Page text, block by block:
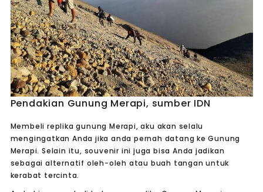
Pendakian Gunung Merapi, sumber IDN
Membeli replika gunung Merapi, aku akan selalu
mengingatkan Anda jika anda pernah datang ke Gunung
Merapi. Selain itu, souvenir ini juga bisa Anda jadikan
sebagai alternatif oleh-oleh atau buah tangan untuk
kerabat tercinta.